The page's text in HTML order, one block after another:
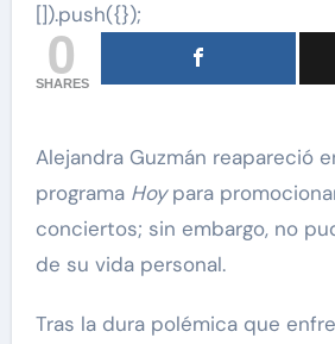
[]).push({});
0
SHARES
Alejandra Guzmán reapareció
programa Hoypara
conciertos; sin embargo, no
de su vida personal.
Tras la dura polémica que